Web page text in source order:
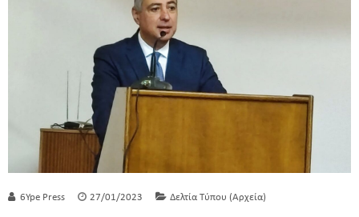
6Ype Press 27/01/2023 Δελτία Τύπου (Αρχεία)